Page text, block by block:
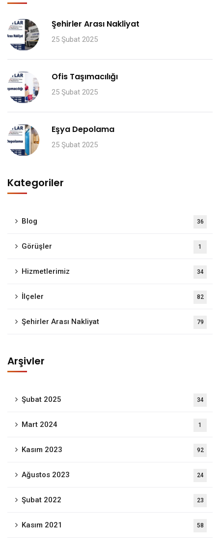
Şehirler Arası Nakliyat
25 Şubat 2025
Ofis Taşımacılığı
25 Şubat 2025
Eşya Depolama
25 Şubat 2025
Kategoriler
Blog 36
Görüşler 1
Hizmetlerimiz 34
İlçeler 82
Şehirler Arası Nakliyat 79
Arşivler
Şubat 2025 34
Mart 2024 1
Kasım 2023 92
Ağustos 2023 24
Şubat 2022 23
Kasım 2021 58